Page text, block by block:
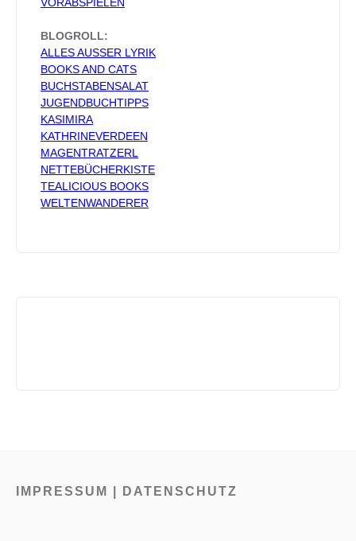
BLOGROLL:
ALLES AUSSER LYRIK
BOOKS AND CATS
BUCHSTABENSALAT
JUGENDBUCHTIPPS
KASIMIRA
KATHRINEVERDEEN
MAGENTRATZERL
NETTEBÜCHERKISTE
TEALICIOUS BOOKS
WELTENWANDERER
IMPRESSUM | DATENSCHUTZ